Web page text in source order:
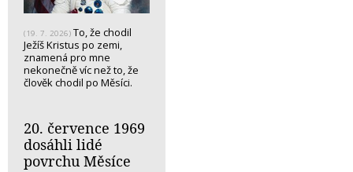
(19. 7. 2026) To, že chodil
Ježíš Kristus po zemi,
znamená pro mne
nekonečně víc než to, že
člověk chodil po Měsíci.
20. července 1969
dosáhli lidé
povrchu Měsíce